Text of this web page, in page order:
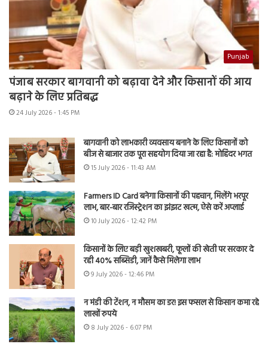
Punjab
पंजाब सरकार बागवानी को बढ़ावा देने और किसानों की आय
बढ़ाने के लिए प्रतिबद्ध
24 July 2026 - 1:45 PM
बागवानी को लाभकारी व्यवसाय बनाने के लिए किसानों को
बीज से बाजार तक पूरा सहयोग दिया जा रहा है: मोहिंदर भगत
15 July 2026 - 11:43 AM
Farmers ID Card बनेगा किसानों की पहचान, मिलेंगे भरपूर
लाभ, बार-बार रजिस्ट्रेशन का झंझट खत्म, ऐसे करें अप्लाई
10 July 2026 - 12:42 PM
किसानों के लिए बड़ी खुशखबरी, फूलों की खेती पर सरकार दे
रही 40% सब्सिडी, जानें कैसे मिलेगा लाभ
9 July 2026 - 12:46 PM
न मंडी की टेंशन, न मौसम का डर! इस फसल से किसान कमा रहे
लाखों रुपये
8 July 2026 - 6:07 PM